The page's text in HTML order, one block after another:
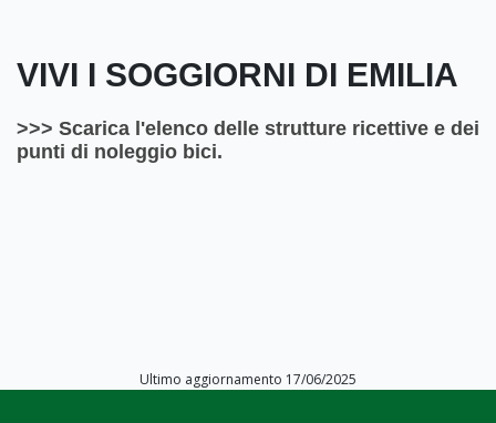
VIVI I SOGGIORNI DI EMILIA
>>> Scarica l'elenco delle strutture ricettive e dei
punti di noleggio bici.
Ultimo aggiornamento 17/06/2025